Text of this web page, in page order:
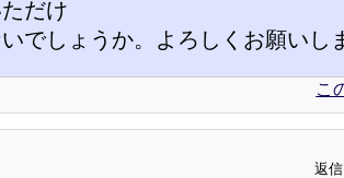
だけ
でしょうか。よろしくお願いし
こ
返